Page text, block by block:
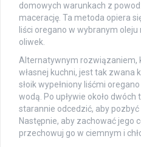
domowych warunkach z
macerację. Ta metoda opiera
liści oregano w wybranym
oliwek.
Alternatywnym rozwiązaniem,
własnej kuchni, jest tak zwana
słoik wypełniony liśćmi
wodą. Po upływie około
starannie odcedzić, aby
Następnie, aby zachować jego
przechowuj go w ciemnym i